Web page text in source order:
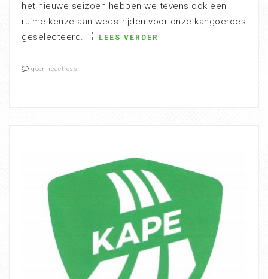
het nieuwe seizoen hebben we tevens ook een
ruime keuze aan wedstrijden voor onze kangoeroes
geselecteerd.
LEES VERDER
geen reactiess